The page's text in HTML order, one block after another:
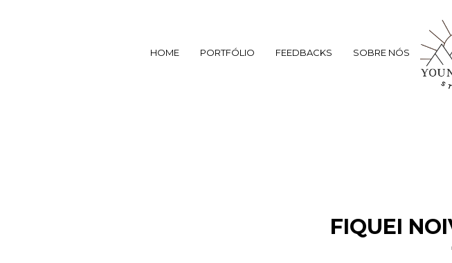
HOME PORTFÓLIO FEEDBACKS SOBRE NÓS
FIQUEI